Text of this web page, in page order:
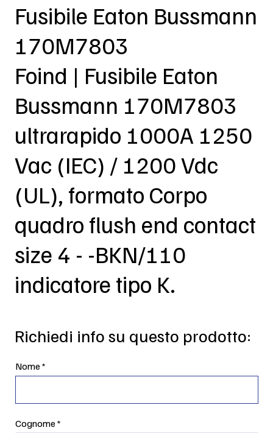
Fusibile Eaton Bussmann
170M7803
Foind | Fusibile Eaton
Bussmann 170M7803
ultrarapido 1000A 1250
Vac (IEC) / 1200 Vdc
(UL), formato Corpo
quadro flush end contact
size 4 - -BKN/110
indicatore tipo K.
Richiedi info su questo prodotto:
Nome
Cognome